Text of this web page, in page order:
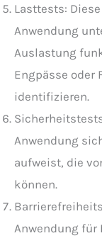
Lasttests:
Anwendung
Auslastung
Engpässe oder
identifizieren.
Anwendung
aufweist, die
können.
Anwendung für